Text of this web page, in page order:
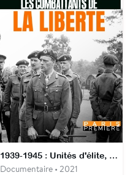
1939-1945 : Unités d'élite, Les Combattants de la Liberté
Documentaire • 2021